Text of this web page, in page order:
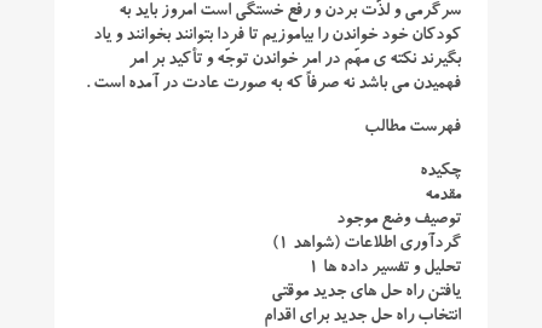
سرگرمی و لذّت بردن و رفع خستگی است امروز باید به
کودکان خود خواندن را بیاموزیم تا فردا بتوانند بخوانند و یاد
بگیرند نکته ی مهّم در امر خواندن توجّه و تأکید بر امر
فهمیدن می باشد نه صرفاً که به صورت عادت در آمده است .
فهرست مطالب
چکیده
مقدمه
توصیف وضع موجود
گردآوری اطلاعات (شواهد ۱)
تحلیل و تفسیر داده ها ۱
یافتن راه حل های جدید موقتی
انتخاب راه حل جدید برای اقدام